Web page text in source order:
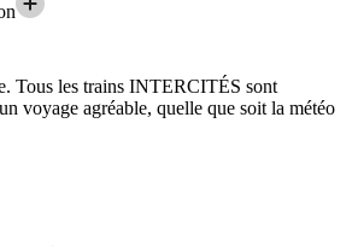
Tous les trains INTERCITÉS sont
voyage agréable, quelle que soit la météo